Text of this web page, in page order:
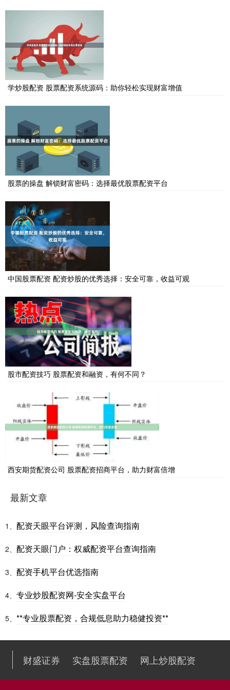
学炒股配资 股票配资系统源码：助你轻松实现财富增值
股票的操盘 解锁财富密码：选择最优股票配资平台
中国股票配资 配资炒股的优秀选择：安全可靠，收益可观
股市配资技巧 股票配资和融资，有何不同？
西安期货配资公司 股票配资招商平台，助力财富倍增
最新文章
1、 配资天眼平台评测，风险查询指南
2、 配资天眼门户：权威配资平台查询指南
3、 配资手机平台优选指南
4、 专业炒股配资网-安全实盘平台
5、 **专业股票配资，合规低息助力稳健投资**
财盛证券 实盘股票配资 网上炒股配资